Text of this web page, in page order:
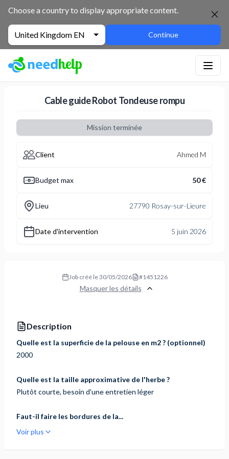
Choose a country to display appropriate content.
United Kingdom EN Continue
Cable guide Robot Tondeuse rompu
Mission terminée
Client Ahmed M
Budget max 50 €
Lieu 27790 Rosay-sur-Lieure
Date d'intervention 5 juin 2026
Job créé le30/05/2026 #1451226
Masquer les détails
Description
Quelle est la superficie de la pelouse en m2 ? (optionnel)
2000
Quelle est la taille approximative de l'herbe ?
Plutôt courte, besoin d'une entretien léger
Faut-il faire les bordures de la...
Voir plus
NeedHelp : site de jobbing et de services entre particuliers